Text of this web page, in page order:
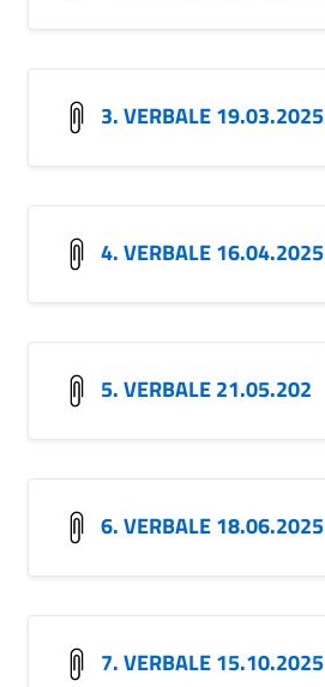
3. VERBALE 19.03.2025
4. VERBALE 16.04.2025
5. VERBALE 21.05.202
6. VERBALE 18.06.2025
7. VERBALE 15.10.2025